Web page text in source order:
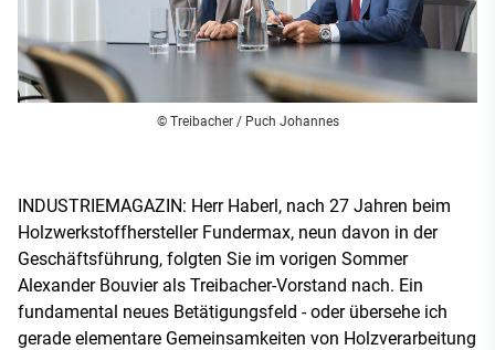
© Treibacher / Puch Johannes
INDUSTRIEMAGAZIN: Herr Haberl, nach 27 Jahren beim
Holzwerkstoffhersteller Fundermax, neun davon in der
Geschäftsführung, folgten Sie im vorigen Sommer
Alexander Bouvier als Treibacher-Vorstand nach. Ein
fundamental neues Betätigungsfeld - oder übersehe ich
gerade elementare Gemeinsamkeiten von Holzverarbeitung